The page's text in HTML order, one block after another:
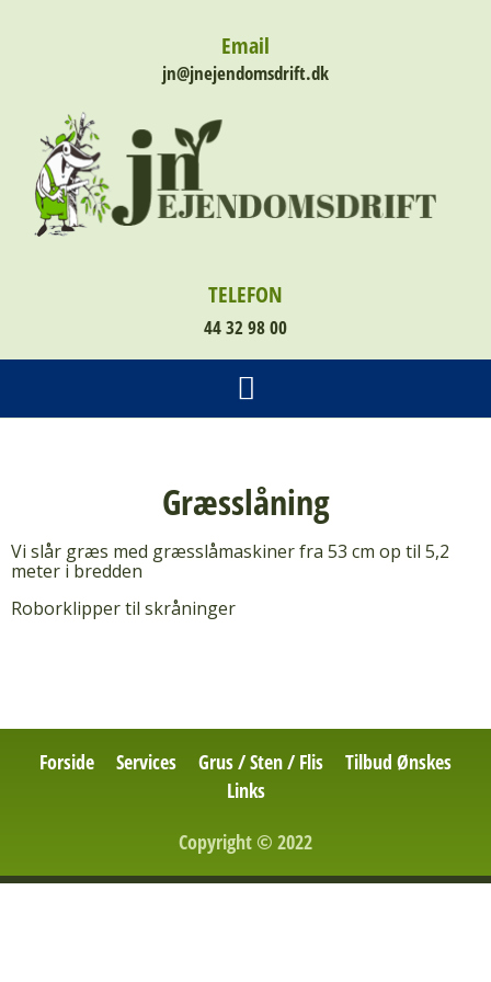
Email
jn@jnejendomsdrift.dk
TELEFON
44 32 98 00
Græsslåning
Vi slår græs med græsslåmaskiner fra 53 cm op til 5,2
meter i bredden
Roborklipper til skråninger
Forside Services Grus / Sten / Flis
Tilbud Ønskes
Links
Copyright © 2022